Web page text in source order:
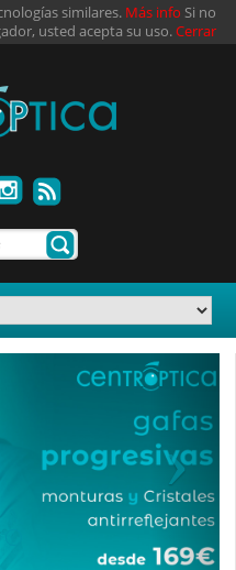
similares. Más info Si no
usted acepta su uso.Cerrar